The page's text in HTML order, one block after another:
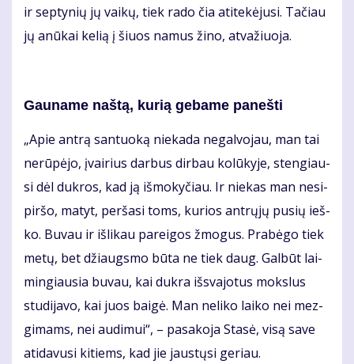
ir sep­ty­nių jų vai­kų, tiek ra­do čia ati­te­kė­ju­si. Ta­čiau
jų anū­kai ke­lią į šiuos na­mus ži­no, at­va­žiuo­ja.
Gau­na­me naš­tą, ku­rią ge­ba­me pa­neš­ti
„Apie an­trą san­tuo­ką nie­ka­da ne­gal­vo­jau, man tai
ne­rū­pė­jo, įvai­rius dar­bus dir­bau ko­lū­ky­je, sten­giau­
si dėl duk­ros, kad ją iš­mo­ky­čiau. Ir nie­kas man ne­si­
pir­šo, ma­tyt, per­ša­si toms, ku­rios ant­rų­jų pu­sių ieš­
ko. Bu­vau ir iš­li­kau pa­rei­gos žmo­gus. Pra­bė­go tiek
me­tų, bet džiaugs­mo bū­ta ne tiek daug. Gal­būt lai­
min­giau­sia bu­vau, kai duk­ra iš­sva­jo­tus moks­lus
stu­di­ja­vo, kai juos bai­gė. Man ne­li­ko lai­ko nei mez­
gi­mams, nei au­di­mui“, – pa­sa­ko­ja Sta­sė, vi­są sa­ve
ati­da­vu­si ki­tiems, kad jie jaus­tų­si ge­riau.